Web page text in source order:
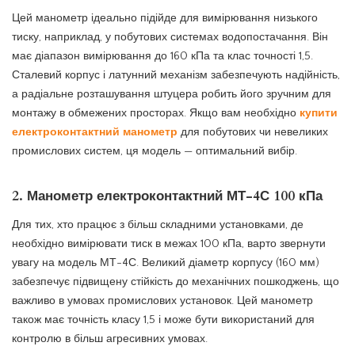
Цей манометр ідеально підійде для вимірювання низького
тиску, наприклад, у побутових системах водопостачання. Він
має діапазон вимірювання до 160 кПа та клас точності 1,5.
Сталевий корпус і латунний механізм забезпечують надійність,
а радіальне розташування штуцера робить його зручним для
монтажу в обмежених просторах. Якщо вам необхідно купити
електроконтактний манометр для побутових чи невеликих
промислових систем, ця модель — оптимальний вибір.
2. Манометр електроконтактний МТ-4С 100 кПа
Для тих, хто працює з більш складними установками, де
необхідно вимірювати тиск в межах 100 кПа, варто звернути
увагу на модель МТ-4С. Великий діаметр корпусу (160 мм)
забезпечує підвищену стійкість до механічних пошкоджень, що
важливо в умовах промислових установок. Цей манометр
також має точність класу 1,5 і може бути використаний для
контролю в більш агресивних умовах.